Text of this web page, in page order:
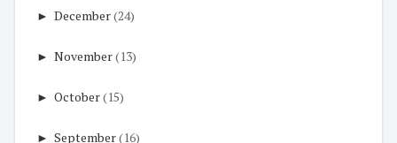
► December(24)
► November(13)
► October(15)
► September(16)